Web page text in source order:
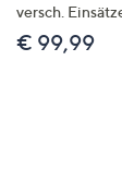
versch.
€ 99,99